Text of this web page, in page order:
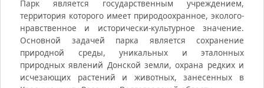
Парк является государственным учреждением,
территория которого имеет природоохранное, эколого-
нравственное и исторически-культурное значение.
Основной задачей парка является сохранение
природной среды, уникальных и эталонных
природных явлений Донской земли, охрана редких и
исчезающих растений и животных, занесенных в